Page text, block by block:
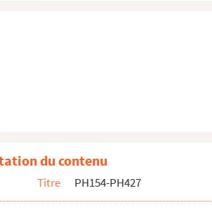
avenue Elisée-Cusenier, caserne Lyautey
place Saint-Jacques, en direction de Chamars
pont de la République (canal Saint-Pierre), s...
pont de la République (canal Saint-Pierre), s...
le pont Battant, 16 juin 1940, 16 heures
du contenu
Titre PH154-PH427